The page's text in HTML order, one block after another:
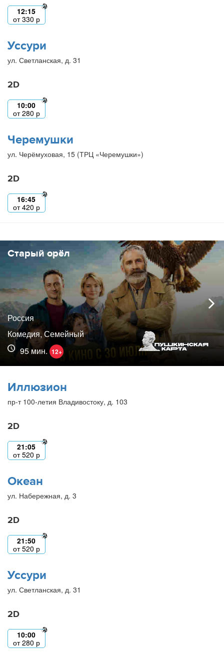
12:15
от330 р
Уссури
ул. Светланская, д. 31
2D
10:00
от280 р
Черемушки
ул. Черёмуховая, 15 (ТРЦ «Черемушки»)
2D
16:45
от420 р
Старый орёл
Россия
Комедия, Семейный
95 мин. 12+
Иллюзион
пр-т 100-летия Владивостоку, д. 103
2D
21:05
от520 р
Океан
ул. Набережная, д. 3
2D
21:50
от520 р
Уссури
ул. Светланская, д. 31
2D
10:00
от280 р